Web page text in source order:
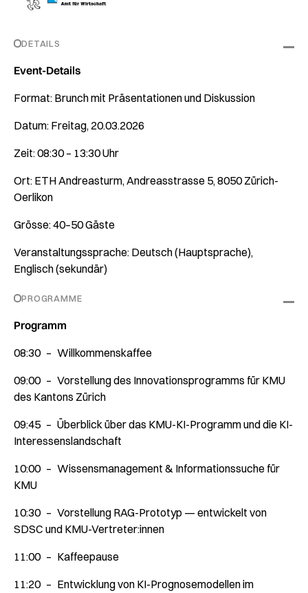
DETAILS
Event-Details
Format: Brunch mit Präsentationen und Diskussion
Datum: Freitag, 20.03.2026
Zeit: 08:30 – 13:30 Uhr
Ort: ETH Andreasturm, Andreasstrasse 5, 8050 Zürich-
Oerlikon
Grösse: 40–50 Gäste
Veranstaltungssprache: Deutsch (Hauptsprache),
Englisch (sekundär)
PROGRAMME
Programm
08:30 – Willkommenskaffee
09:00 – Vorstellung des Innovationsprogramms für KMU
des Kantons Zürich
09:45 – Überblick über das KMU-KI-Programm und die KI-
Interessenslandschaft
10:00 – Wissensmanagement & Informationssuche für
KMU
10:30 – Vorstellung RAG-Prototyp — entwickelt von
SDSC und KMU-Vertreter:innen
11:00 – Kaffeepause
11:20 – Entwicklung von KI-Prognosemodellen im